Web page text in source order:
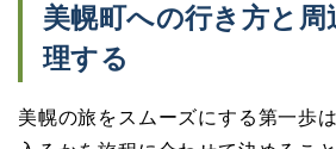
美幌町への行き方と
理する
美幌の旅をスムーズにする第一歩